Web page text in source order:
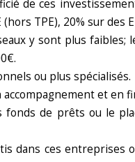
de ces
TPE), 20% sur des
y sont plus faibles;
ou plus spécialisés.
accompagnement et en
fonds de prêts ou le
dans ces